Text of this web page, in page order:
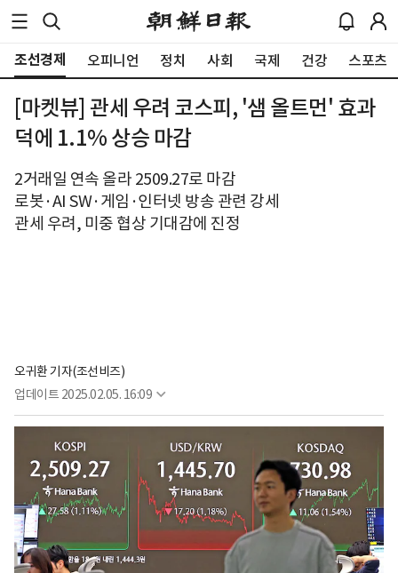
조선경제 오피니언 정치 사회 국제 건강 스포츠
[마켓뷰] 관세 우려 코스피, '샘 올트먼' 효과
덕에 1.1% 상승 마감
2거래일 연속 올라 2509.27로 마감
로봇·AI SW·게임·인터넷 방송 관련 강세
관세 우려, 미중 협상 기대감에 진정
오귀환 기자(조선비즈)
업데이트 2025.02.05. 16:09